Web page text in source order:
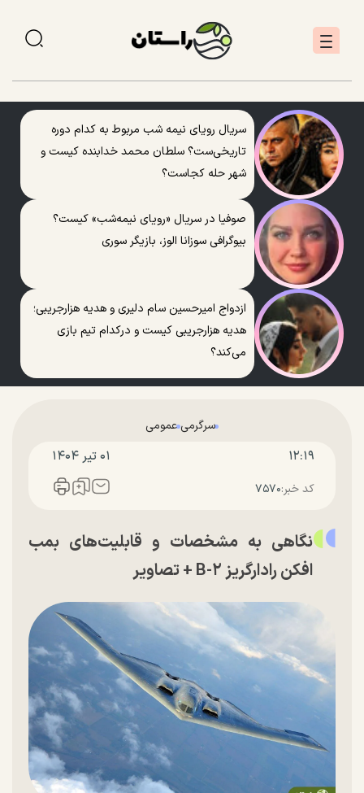
سریال رویای نیمه شب مربوط به کدام دوره
تاریخی‌ست؟ سلطان محمد خدابنده کیست و
شهر حله کجاست؟
صوفیا در سریال «رویای نیمه‌شب» کیست؟
بیوگرافی سوزانا الوز، بازیگر سوری
ازدواج امیرحسین سام دلیری و هدیه هزارجریبی؛
هدیه هزارجریبی کیست و درکدام تیم بازی
می‌کند؟
سرگرمی عمومی
۱۲:۱۹ ۰۱ تير ۱۴۰۴
کد خبر:۷۵۷۰
نگاهی به مشخصات و قابلیت‌های بمب
افکن رادارگریز B-۲ + تصاویر